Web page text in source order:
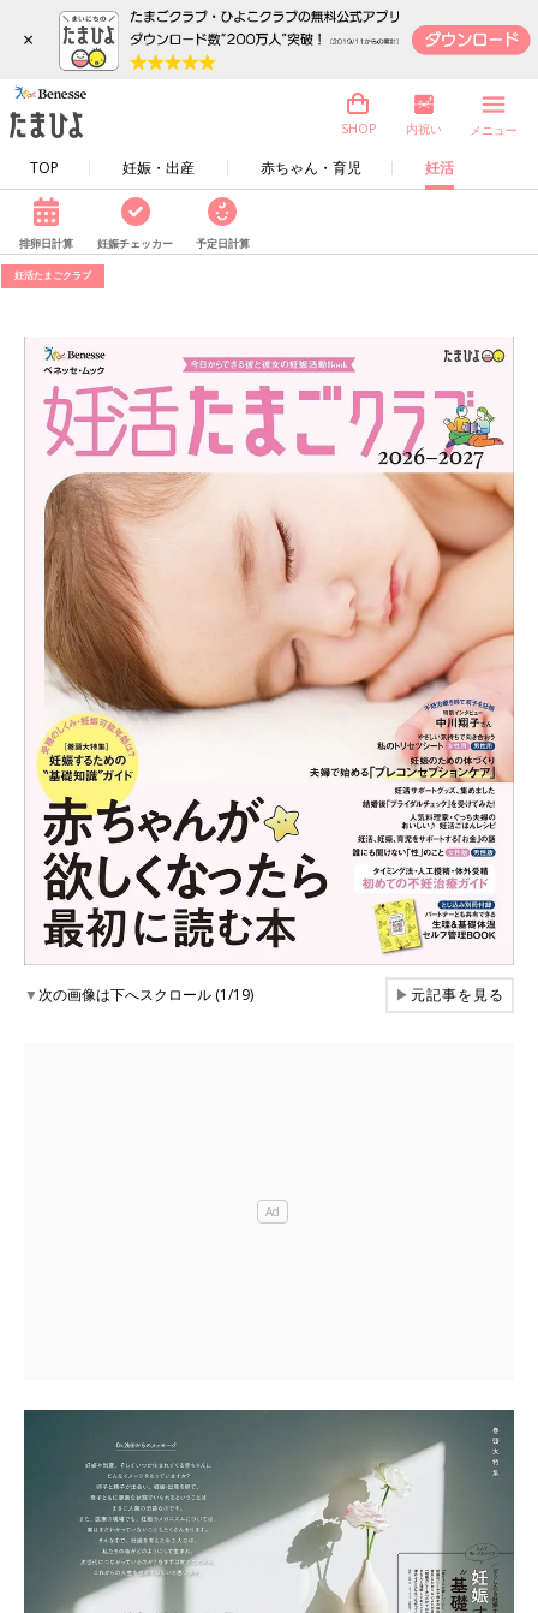
×
TOP 妊娠・出産 赤ちゃん・育児 妊活
SHOP 内祝い メニュー
排卵日計算 妊娠チェッカー 予定日計算
妊活たまごクラブ
▼次の画像は下へスクロール (1/19) ▶元記事を見る